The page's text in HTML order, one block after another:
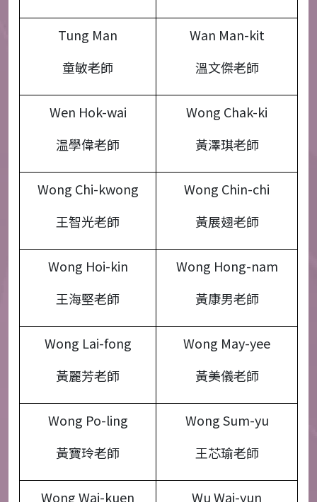
Tung Man
童敏老師
Wan Man-kit
溫文傑老師
Wen Hok-wai
温學偉老師
Wong Chak-ki
黃澤琪老師
Wong Chi-kwong
王智光老師
Wong Chin-chi
黃展翅老師
Wong Hoi-kin
王海堅老師
Wong Hong-nam
黃康男老師
Wong Lai-fong
黃麗芳老師
Wong May-yee
黃美儀老師
Wong Po-ling
黃寶玲老師
Wong Sum-yu
王芯瑜老師
Wong Wai-kuen
Wu Wai-yun